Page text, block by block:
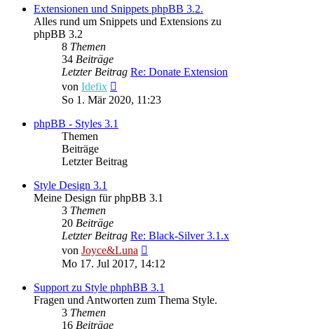
Extensionen und Snippets phpBB 3.2.
Alles rund um Snippets und Extensions zu
phpBB 3.2
8 Themen
34 Beiträge
Letzter Beitrag Re: Donate Extension
von Idefix
Beitrag
So 1. Mär 2020, 11:23
phpBB - Styles 3.1
Themen
Beiträge
Letzter Beitrag
Style Design 3.1
Meine Design für phpBB 3.1
3 Themen
20 Beiträge
Letzter Beitrag Re: Black-Silver 3.1.x
von Joyce&Luna
Beitrag
Mo 17. Jul 2017, 14:12
Support zu Style phphBB 3.1
Fragen und Antworten zum Thema Style.
3 Themen
16 Beiträge